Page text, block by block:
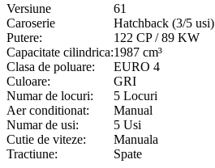
Versiune
61
Caroserie
Hatchback (3/5 usi)
Putere:
122 CP / 89 KW
Capacitate cilindrica:1987 cm³
Clasa de poluare:
EURO 4
Culoare:
GRI
Numar de locuri:
5 Locuri
Aer conditionat:
Manual
Numar de usi:
5 Usi
Cutie de viteze:
Manuala
Tractiune:
Spate